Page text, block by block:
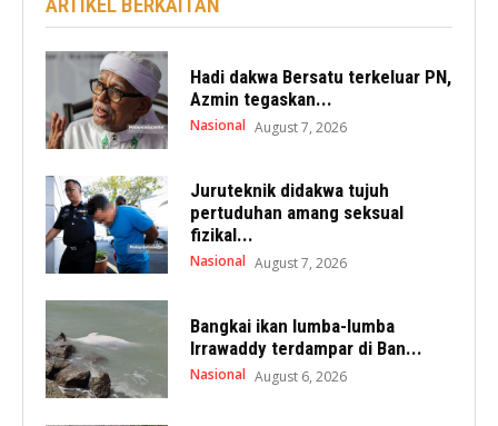
ARTIKEL BERKAITAN
Hadi dakwa Bersatu terkeluar PN,
Azmin tegaskan...
Nasional August 7, 2026
Juruteknik didakwa tujuh
pertuduhan amang seksual
fizikal...
Nasional August 7, 2026
Bangkai ikan lumba-lumba
Irrawaddy terdampar di Ban...
Nasional August 6, 2026